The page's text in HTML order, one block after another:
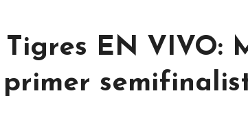
Tigres EN VIVO: